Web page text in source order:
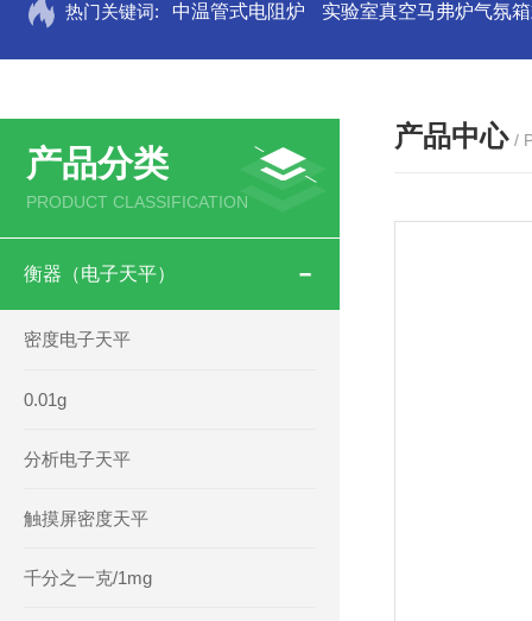
热门关键词: 中温管式电阻炉 实验室真空马弗炉气氛
产品分类
PRODUCT CLASSIFICATION
衡器（电子天平）
密度电子天平
0.01g
分析电子天平
触摸屏密度天平
千分之一克/1mg
产品中心 /